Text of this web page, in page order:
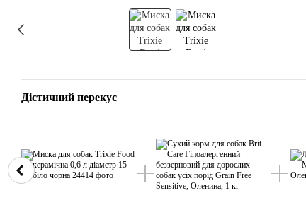
Дієтичний перекус